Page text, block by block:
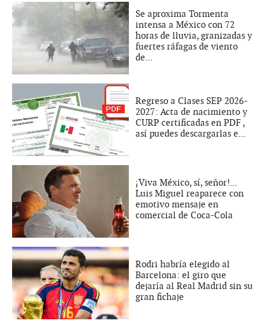
Se aproxima Tormenta
intensa a México con 72
horas de lluvia, granizadas y
fuertes ráfagas de viento
de...
Regreso a Clases SEP 2026-
2027: Acta de nacimiento y
CURP certificadas en PDF ,
así puedes descargarlas e...
¡Viva México, sí, señor!...
Luis Miguel reaparece con
emotivo mensaje en
comercial de Coca-Cola
Rodri habría elegido al
Barcelona: el giro que
dejaría al Real Madrid sin su
gran fichaje